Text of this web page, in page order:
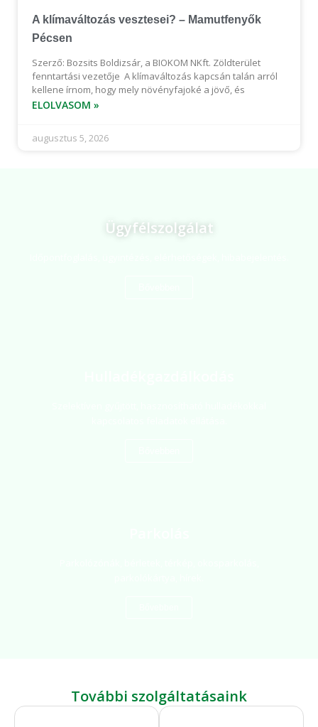
A klímaváltozás vesztesei? – Mamutfenyők
Pécsen
Szerző: Bozsits Boldizsár, a BIOKOM NKft. Zöldterület
fenntartási vezetője A klímaváltozás kapcsán talán arról
kellene írnom, hogy mely növényfajoké a jövő, és
ELOLVASOM »
augusztus 5, 2026
Ügyfélszolgálat
További szolgáltatásaink